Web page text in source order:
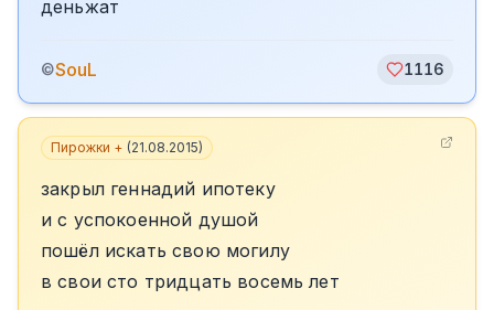
деньжат
©SouL 1116
Пирожки + (21.08.2015)
закрыл геннадий ипотеку
и с успокоенной душой
пошёл искать свою могилу
в свои сто тридцать восемь лет